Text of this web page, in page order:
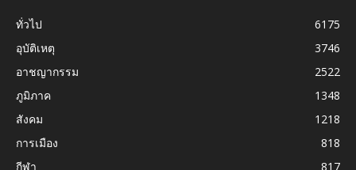
ทั่วไป
6175
อุบัติเหตุ
3746
อาชญากรรม
2522
ภูมิภาค
1348
สังคม
1218
การเมือง
818
กีฬา
817